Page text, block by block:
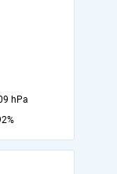
hPa